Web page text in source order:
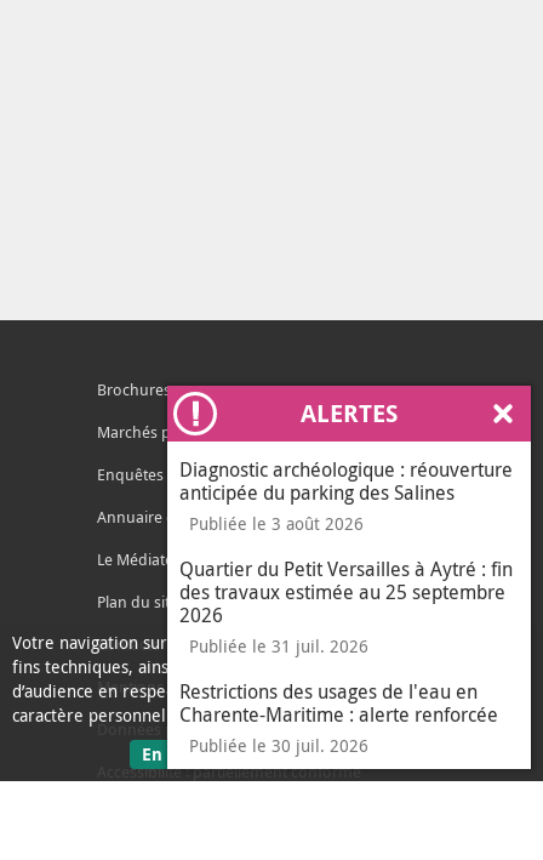
Votre navigation sur ce site nécessite l’usage de cookies pour des
fins techniques, ainsi que des cookies anonymisés de mesure
d’audience en respect de la législation relative aux données à
caractère personnel.
En savoir plussur les données personnelles
J'ai compris
le message
ALERTES
Diagnostic archéologique : réouverture
anticipée du parking des Salines
Publiée le 3 août 2026
Quartier du Petit Versailles à Aytré : fin
des travaux estimée au 25 septembre
2026
Publiée le 31 juil. 2026
Restrictions des usages de l'eau en
Charente-Maritime : alerte renforcée
Publiée le 30 juil. 2026
Brochures
Marchés publics
Enquêtes publiques
Annuaire des services
Le Médiateur de l'Agglo
Plan du site
Contacter l'agglo
Mentions légales
Accessibilité : partiellement conforme